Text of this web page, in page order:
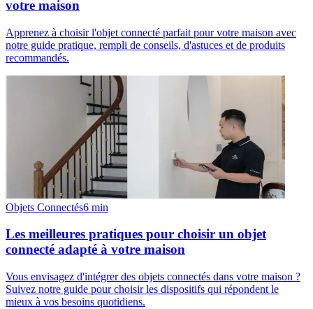
votre maison
Apprenez à choisir l'objet connecté parfait pour votre maison avec
notre guide pratique, rempli de conseils, d'astuces et de produits
recommandés.
Objets Connectés6 min
Les meilleures pratiques pour choisir un objet
connecté adapté à votre maison
Vous envisagez d'intégrer des objets connectés dans votre maison ?
Suivez notre guide pour choisir les dispositifs qui répondent le
mieux à vos besoins quotidiens.